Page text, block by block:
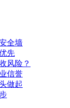
全墙
先
风险？
信誉
做起